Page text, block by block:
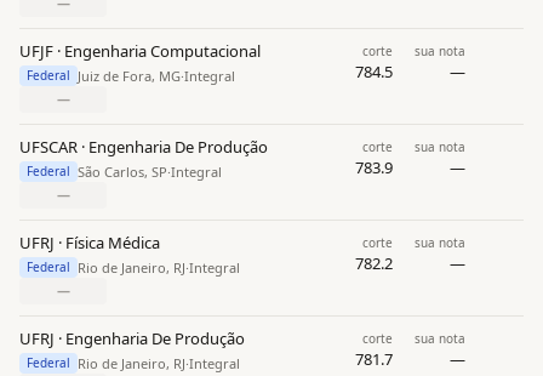
UFJF · Engenharia Computacional
Federal Juiz de Fora, MG·Integral
corte
784.5
sua nota
—
—
UFSCAR · Engenharia De Produção
Federal São Carlos, SP·Integral
corte
783.9
sua nota
—
—
UFRJ · Física Médica
Federal Rio de Janeiro, RJ·Integral
corte
782.2
sua nota
—
—
UFRJ · Engenharia De Produção
Federal Rio de Janeiro, RJ·Integral
corte
781.7
sua nota
—